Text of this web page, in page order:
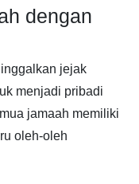
dengan
jejak
menjadi pribadi
jamaah memiliki
oleh-oleh